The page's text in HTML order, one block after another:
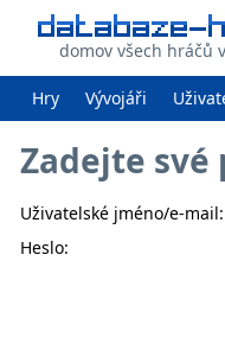
domov všech hráčů
Hry Vývojáři
Zadejte
Uživatelské jméno/e-mail:
Heslo: